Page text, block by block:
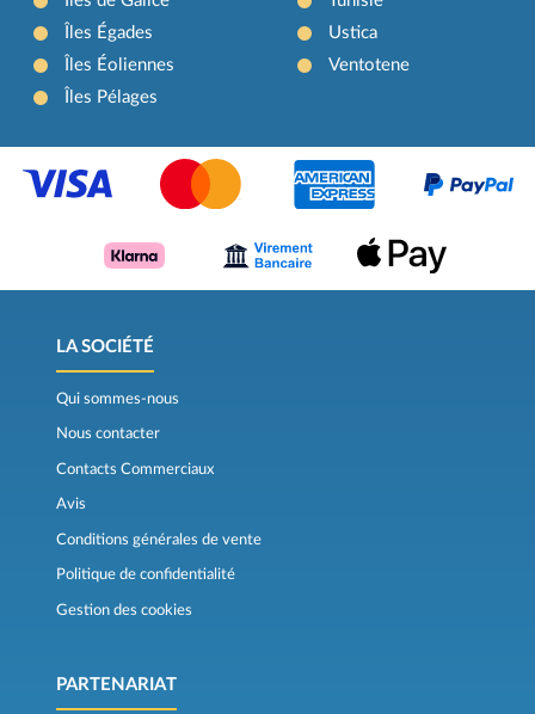
Îles Égades
Îles Éoliennes
Îles Pélages
Ustica
Ventotene
LA SOCIÉTÉ
Qui sommes-nous
Nous contacter
Contacts Commerciaux
Avis
Conditions générales de vente
Politique de confidentialité
Gestion des cookies
PARTENARIAT